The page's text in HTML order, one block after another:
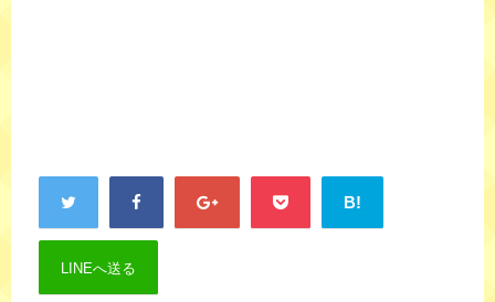
B!
LINEへ送る